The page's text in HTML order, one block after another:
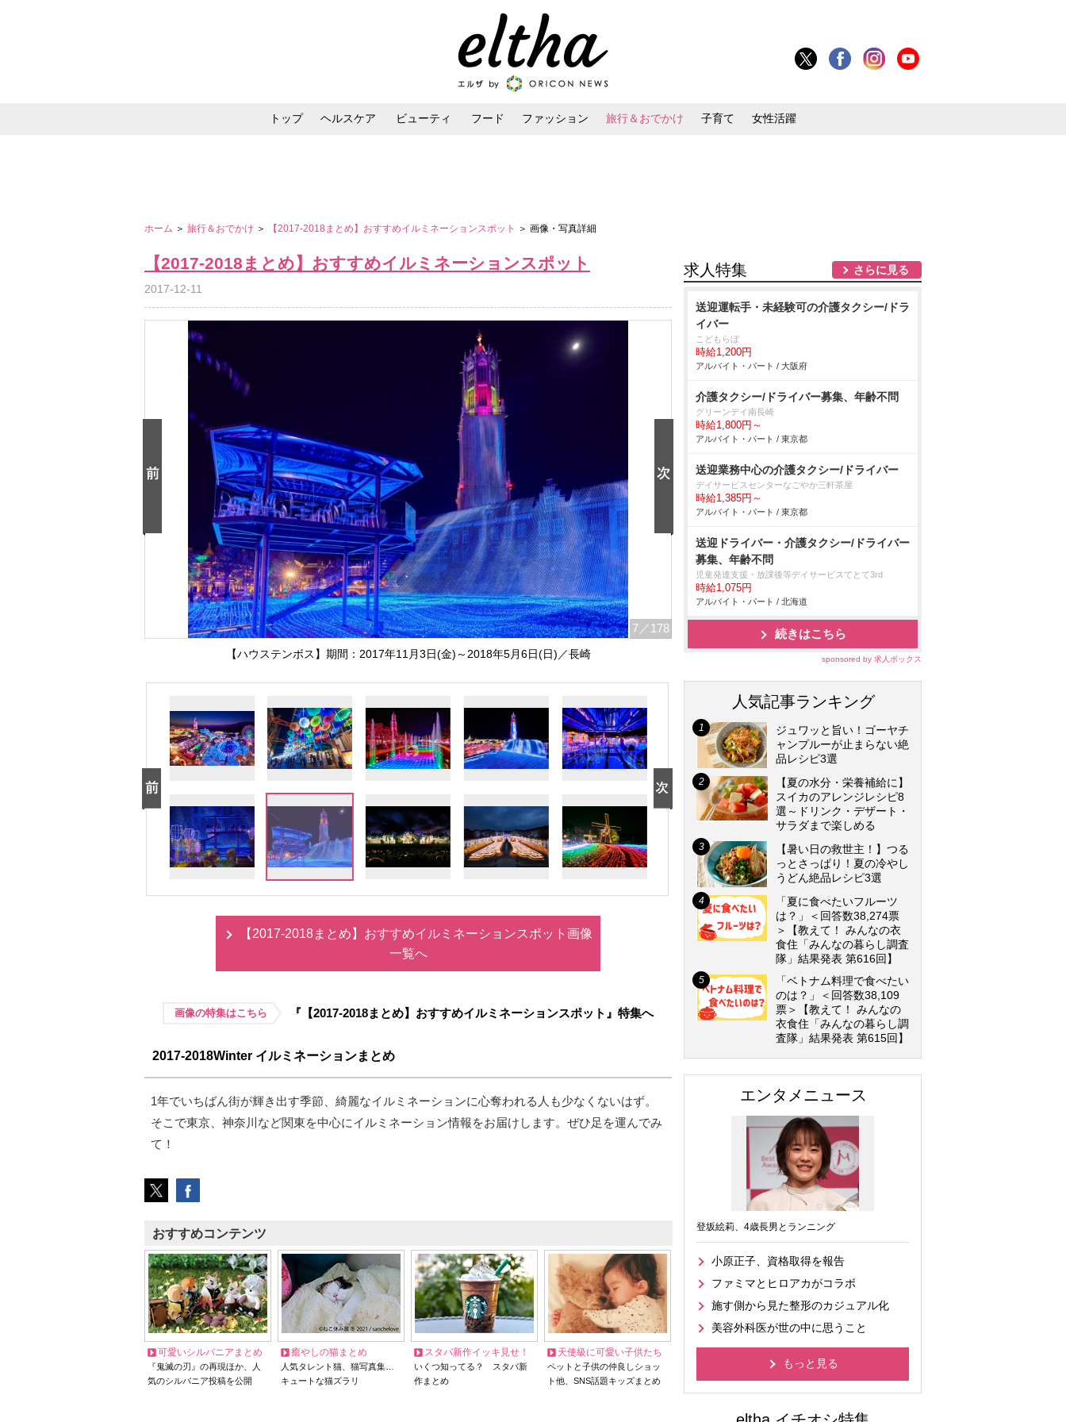
トップ ヘルスケア ビューティ フード ファッション 旅行＆おでかけ 子育て 女性活躍
ホーム ＞ 旅行＆おでかけ ＞ 【2017-2018まとめ】おすすめイルミネーションスポット ＞ 画像・写真詳細
【2017-2018まとめ】おすすめイルミネーションスポット
2017-12-11
7 ／178
【ハウステンボス】期間：2017年11月3日(金)～2018年5月6日(日)／長崎
【2017-2018まとめ】おすすめイルミネーションスポット画像
一覧へ
画像の特集はこちら 『【2017-2018まとめ】おすすめイルミネーションスポット』特集へ
2017-2018Winter イルミネーションまとめ
1年でいちばん街が輝き出す季節、綺麗なイルミネーションに心奪われる人も少なくないはず。
そこで東京、神奈川など関東を中心にイルミネーション情報をお届けします。ぜひ足を運んでみ
て！
おすすめコンテンツ
可愛いシルバニアまとめ
『鬼滅の刃』の再現ほか、人
気のシルバニア投稿を公開
癒やしの猫まとめ
人気タレント猫、猫写真集…
キュートな猫ズラリ
スタバ新作イッキ見せ！
いくつ知ってる？ スタバ新
作まとめ
天使級に可愛い子供たち
ペットと子供の仲良しショッ
ト他、SNS話題キッズまとめ
求人特集 さらに見る
送迎運転手・未経験可の介護タクシー/ドラ
イバー
こどもらぼ
時給1,200円
アルバイト・パート / 大阪府
介護タクシー/ドライバー募集、年齢不問
グリーンデイ南長崎
時給1,800円～
アルバイト・パート / 東京都
送迎業務中心の介護タクシー/ドライバー
デイサービスセンターなごやか三軒茶屋
時給1,385円～
アルバイト・パート / 東京都
送迎ドライバー・介護タクシー/ドライバー
募集、年齢不問
児童発達支援・放課後等デイサービスてとて3rd
時給1,075円
アルバイト・パート / 北海道
続きはこちら
sponsored by 求人ボックス
人気記事ランキング
ジュワッと旨い！ゴーヤチ
ャンプルーが止まらない絶
品レシピ3選
【夏の水分・栄養補給に】
スイカのアレンジレシピ8
選～ドリンク・デザート・
サラダまで楽しめる
【暑い日の救世主！】つる
っとさっぱり！夏の冷やし
うどん絶品レシピ3選
「夏に食べたいフルーツ
は？」＜回答数38,274票
＞【教えて！ みんなの衣
食住「みんなの暮らし調査
隊」結果発表 第616回】
「ベトナム料理で食べたい
のは？」＜回答数38,109
票＞【教えて！ みんなの
衣食住「みんなの暮らし調
査隊」結果発表 第615回】
エンタメニュース
登坂絵莉、4歳長男とランニング
小原正子、資格取得を報告
ファミマとヒロアカがコラボ
施す側から見た整形のカジュアル化
美容外科医が世の中に思うこと
もっと見る